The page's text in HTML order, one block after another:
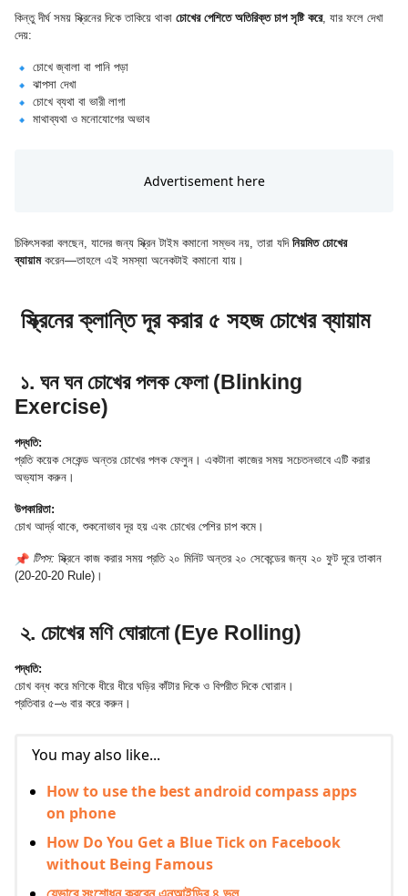
কিন্তু দীর্ঘ সময় স্ক্রিনের দিকে তাকিয়ে থাকা চোখের পেশিতে অতিরিক্ত চাপ সৃষ্টি করে, যার ফলে দেখা
দেয়:
চোখে জ্বালা বা পানি পড়া
ঝাপসা দেখা
চোখে ব্যথা বা ভারী লাগা
মাথাব্যথা ও মনোযোগের অভাব
চিকিৎসকরা বলছেন, যাদের জন্য স্ক্রিন টাইম কমানো সম্ভব নয়, তারা যদি নিয়মিত চোখের
ব্যায়ামকরেন—তাহলে এই সমস্যা অনেকটাই কমানো যায়।
স্ক্রিনের ক্লান্তি দূর করার ৫ সহজ চোখের ব্যায়াম
১. ঘন ঘন চোখের পলক ফেলা (Blinking
Exercise)
পদ্ধতি:
প্রতি কয়েক সেকেন্ড অন্তর চোখের পলক ফেলুন। একটানা কাজের সময় সচেতনভাবে এটি করার
অভ্যাস করুন।
উপকারিতা:
চোখ আর্দ্র থাকে, শুকনোভাব দূর হয় এবং চোখের পেশির চাপ কমে।
টিপস: স্ক্রিনে কাজ করার সময় প্রতি ২০ মিনিট অন্তর ২০ সেকেন্ডের জন্য ২০ ফুট দূরে তাকান
(20-20-20 Rule)।
২. চোখের মণি ঘোরানো (Eye Rolling)
পদ্ধতি:
চোখ বন্ধ করে মণিকে ধীরে ধীরে ঘড়ির কাঁটার দিকে ও বিপরীত দিকে ঘোরান।
প্রতিবার ৫–৬ বার করে করুন।
You may also like...
How to use the best android compass apps
on phone
How Do You Get a Blue Tick on Facebook
without Being Famous